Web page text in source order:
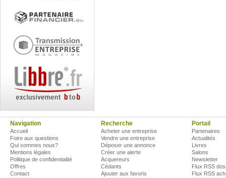
Navigation
Accueil
Foire aux questions
Qui sommes nous?
Mentions légales
Politique de confidentialité
Offres
Contact
Recherche
Acheter une entreprise
Vendre une entreprise
Déposer une annonce
Créer une alerte
Acquereurs
Cédants
Ajouter aux favoris
Portail
Partenaires
Actualités
Livres
Salons
Newsletter
Flux RSS
Flux RSS